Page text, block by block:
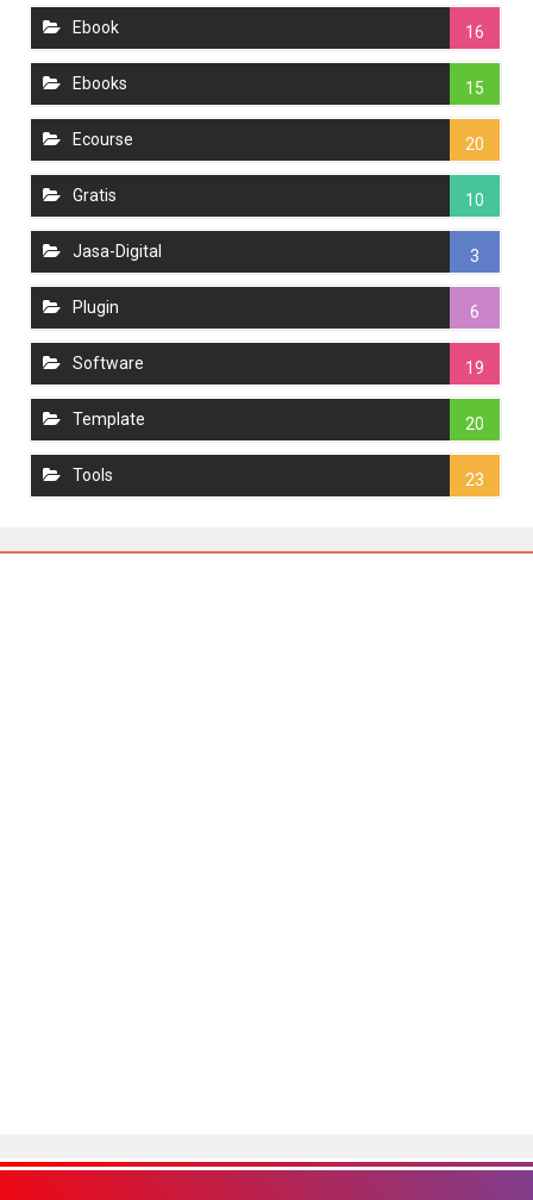
Ebook 16
Ebooks 15
Ecourse 20
Gratis 10
Jasa-Digital 3
Plugin 6
Software 19
Template 20
Tools 23